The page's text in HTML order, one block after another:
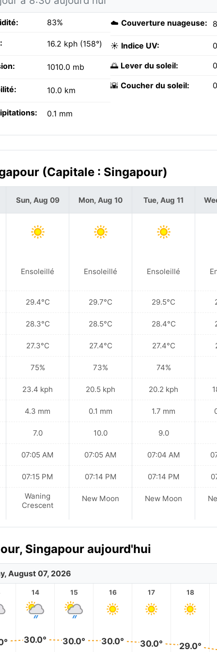
83%
16.2 kph (158°)
1010.0 mb
10.0 km
0.1 mm
☁️ Couverture nuageuse:
☀️ Indice UV:
🌅 Lever du soleil:
🌇 Coucher du soleil:
(Capitale : Singapour)
Sun, Aug 09
Ensoleillé
29.4°C
28.3°C
27.3°C
75%
23.4 kph
4.3 mm
7.0
07:05 AM
07:15 PM
Waning
Crescent
Mon, Aug 10
Ensoleillé
29.7°C
28.5°C
27.4°C
73%
20.5 kph
0.1 mm
10.0
07:05 AM
07:14 PM
New Moon
Tue, Aug 11
Ensoleillé
29.5°C
28.4°C
27.4°C
74%
20.2 kph
1.7 mm
9.0
07:04 AM
07:14 PM
New Moon
Singapour aujourd'hui
August 07, 2026
14
30.0°
15
30.0°
16
30.0°
17
30.0°
18
29.0°